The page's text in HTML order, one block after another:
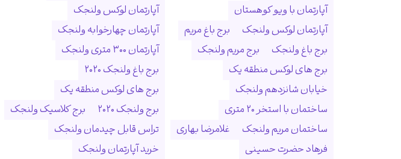
آپارتمان با ویو کوهستان
آپارتمان لوکس ولنجک
برج باغ مریم
برج باغ ولنجک
برج مریم ولنجک
برج های لوکس منطقه یک
خیابان شانزدهم ولنجک
ساختمان با استخر ۲۰ متری
ساختمان مریم ولنجک
غلامرضا بهاری
فرهاد حضرت حسینی
آپارتمان لوکس ولنجک
آپارتمان چهارخوابه ولنجک
آپارتمان ۳۰۰ متری ولنجک
برج باغ ولنجک ۲۰۲۰
برج های لوکس منطقه یک
برج ولنجک ۲۰۲۰
برج کلاسیک ولنجک
تراس قابل چیدمان ولنجک
خرید آپارتمان ولنجک